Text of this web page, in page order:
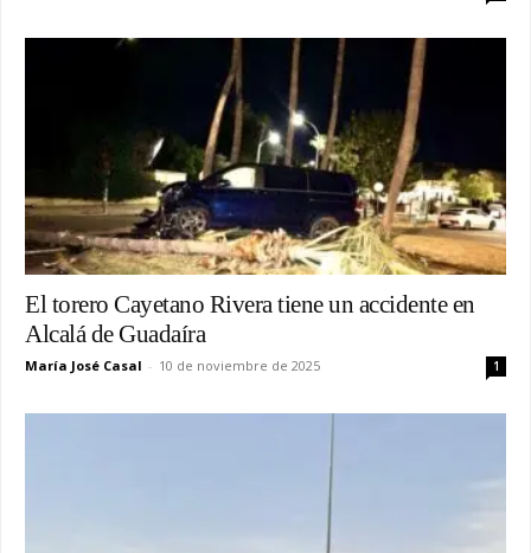
El torero Cayetano Rivera tiene un accidente en
Alcalá de Guadaíra
María José Casal - 10 de noviembre de 2025 1